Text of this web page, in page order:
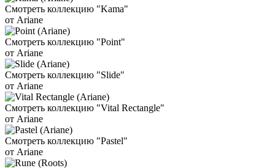
Смотреть коллекцию "Kama"
от Ariane
Смотреть коллекцию "Point"
от Ariane
Смотреть коллекцию "Slide"
от Ariane
Смотреть коллекцию "Vital Rectangle"
от Ariane
Смотреть коллекцию "Pastel"
от Ariane